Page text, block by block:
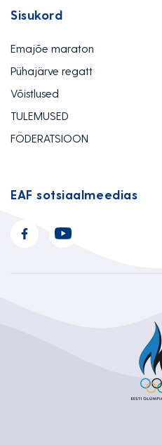
Sisukord
Emajõe maraton
Pühajärve regatt
Võistlused
TULEMUSED
FÖDERATSIOON
EAF sotsiaalmeedias